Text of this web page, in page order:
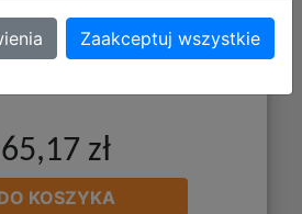
65,17 zł
KOSZYKA
Zaakceptuj wszystkie